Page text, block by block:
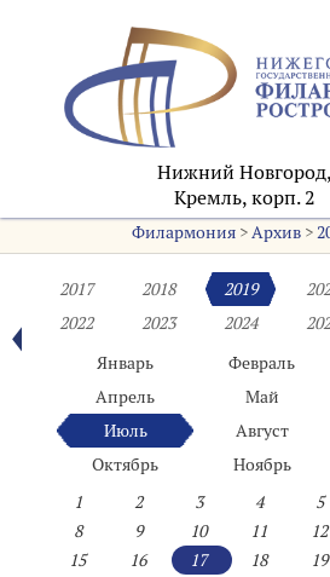
Нижний Новгород,
Кремль, корп. 2
Филармония>Архив>
2017 2018 2019
2022
2023 2024
Январь
Февраль
Апрель
Май
Июль
Август
Октябрь
Ноябрь
1
2 3 4 5
8
9 10 11 12
15
16 17 18 19